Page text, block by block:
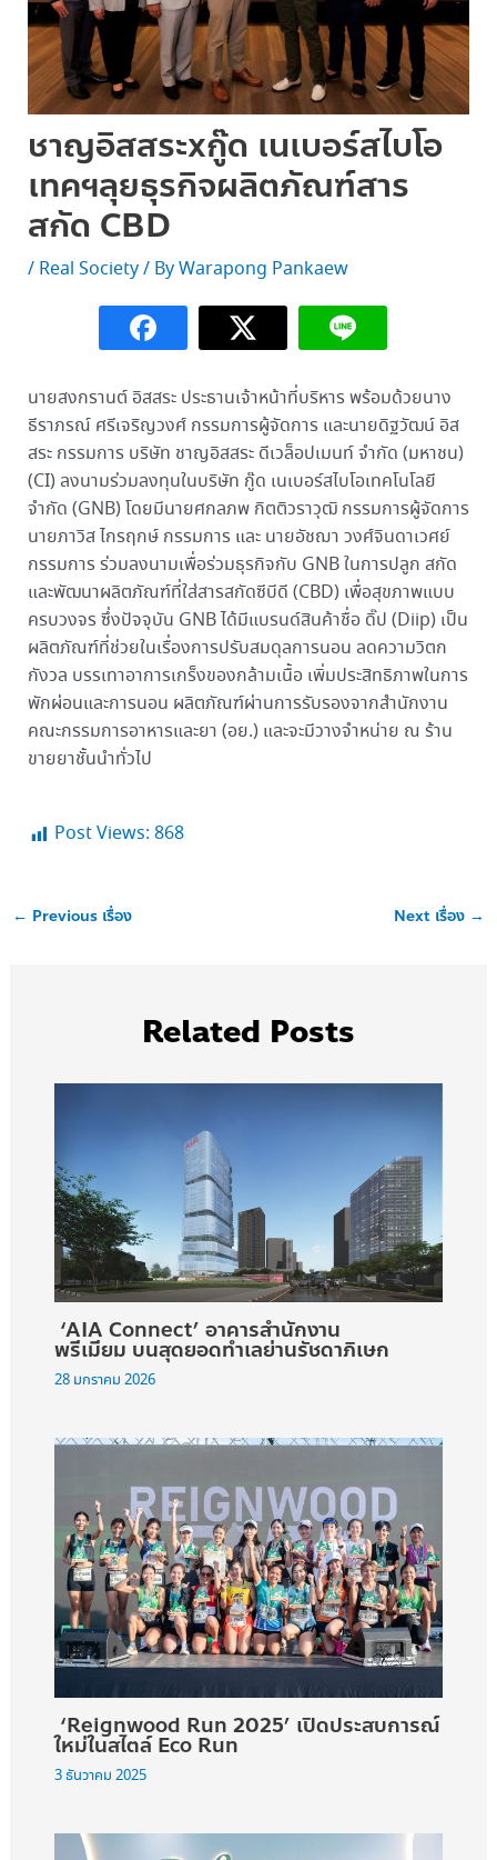
ชาญอิสสระxกู๊ด เนเบอร์สไบโอ
เทคฯลุยธุรกิจผลิตภัณฑ์สาร
สกัด CBD
/ Real Society/ ByWarapong Pankaew
นายสงกรานต์ อิสสระ ประธานเจ้าหน้าที่บริหาร พร้อมด้วยนาง
ธีราภรณ์ ศรีเจริญวงศ์ กรรมการผู้จัดการ และนายดิฐวัฒน์ อิส
สระ กรรมการ บริษัท ชาญอิสสระ ดีเวล็อปเมนท์ จำกัด (มหาชน)
(CI) ลงนามร่วมลงทุนในบริษัท กู๊ด เนเบอร์สไบโอเทคโนโลยี
จำกัด (GNB) โดยมีนายศกลภพ กิตติวราวุฒิ กรรมการผู้จัดการ
นายภาวิส ไกรฤกษ์ กรรมการ และ นายอัชฌา วงศ์จินดาเวศย์
กรรมการ ร่วมลงนามเพื่อร่วมธุรกิจกับ GNB ในการปลูก สกัด
และพัฒนาผลิตภัณฑ์ที่ใส่สารสกัดซีบีดี (CBD) เพื่อสุขภาพแบบ
ครบวงจร ซึ่งปัจจุบัน GNB ได้มีแบรนด์สินค้าชื่อ ดิ๊ป (Diip) เป็น
ผลิตภัณฑ์ที่ช่วยในเรื่องการปรับสมดุลการนอน ลดความวิตก
กังวล บรรเทาอาการเกร็งของกล้ามเนื้อ เพิ่มประสิทธิภาพในการ
พักผ่อนและการนอน ผลิตภัณฑ์ผ่านการรับรองจากสำนักงาน
คณะกรรมการอาหารและยา (อย.) และจะมีวางจำหน่าย ณ ร้าน
ขายยาชั้นนำทั่วไป
Post Views: 868
← Previous เรื่อง Next เรื่อง →
Related Posts
‘AIA Connect’ อาคารสำนักงาน
พรีเมียม บนสุดยอดทำเลย่านรัชดาภิเษก
28 มกราคม 2026
‘Reignwood Run 2025’ เปิดประสบการณ์
ใหม่ในสไตล์ Eco Run
3 ธันวาคม 2025